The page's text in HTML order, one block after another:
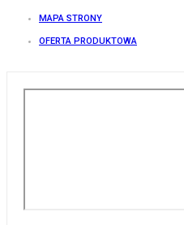
MAPA STRONY
OFERTA PRODUKTOWA